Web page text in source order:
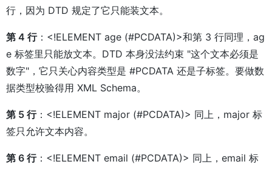
行，因为 DTD 规定了它只能装文本。
第 4 行：<!ELEMENT age (#PCDATA)>和第 3 行同理，ag
e 标签里只能放文本。DTD 本身没法约束 "这个文本必须是
数字"，它只关心内容类型是 #PCDATA 还是子标签。要做数
据类型校验得用 XML Schema。
第 5 行：<!ELEMENT major (#PCDATA)> 同上，major 标
签只允许文本内容。
第 6 行：<!ELEMENT email (#PCDATA)> 同上，email 标